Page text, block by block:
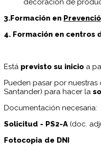
decoración de
3.Formación en
4. Formación en centros
Está previsto su inicio a
Pueden pasar por nuestras
Santander) para hacer la
Documentación necesaria:
Solicitud - PS2-A (doc.
Fotocopia de DNI